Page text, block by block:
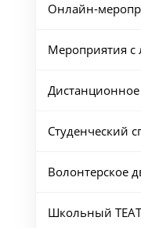
Онлайн-
Мероприятия
Студенческий
Волонтерское
Школьный